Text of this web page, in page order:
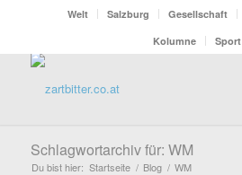
Welt Salzburg Gesellschaft
Kolumne
Sport
Schlagwortarchiv für: WM
Du bist hier: Startseite / Blog / WM